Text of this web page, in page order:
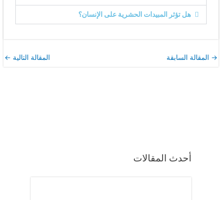
أحدث المقالات
هل تؤثر المبيدات الحشرية على الإنسان؟
→ المقالة السابقة المقالة التالية ←